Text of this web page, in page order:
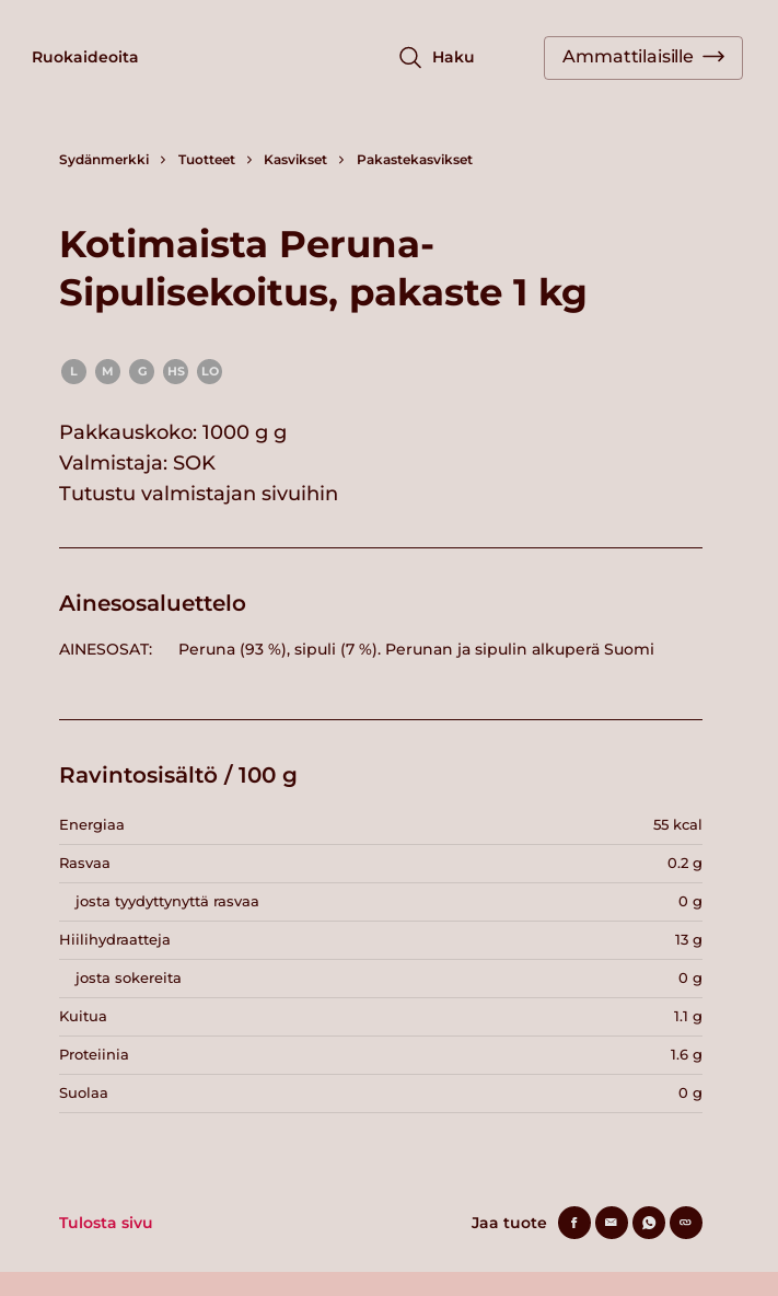
Ruokaideoita Haku Ammattilaisille
Sydänmerkki Tuotteet Kasvikset Pakastekasvikset
Kotimaista Peruna-
Sipulisekoitus, pakaste 1 kg
L M G HS LO
Pakkauskoko: 1000 g g
Valmistaja: SOK
Tutustu valmistajan sivuihin
Ainesosaluettelo
AINESOSAT: Peruna (93 %), sipuli (7 %). Perunan ja sipulin alkuperä Suomi
Ravintosisältö / 100 g
Energiaa 55 kcal
Rasvaa 0.2 g
josta tyydyttynyttä rasvaa 0 g
Hiilihydraatteja 13 g
josta sokereita 0 g
Kuitua 1.1 g
Proteiinia 1.6 g
Suolaa 0 g
Tulosta sivu Jaa tuote